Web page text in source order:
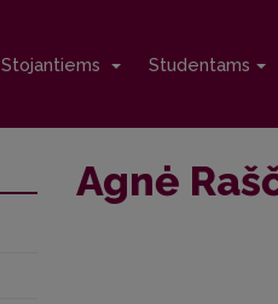
Stojantiems Studentams
Agnė